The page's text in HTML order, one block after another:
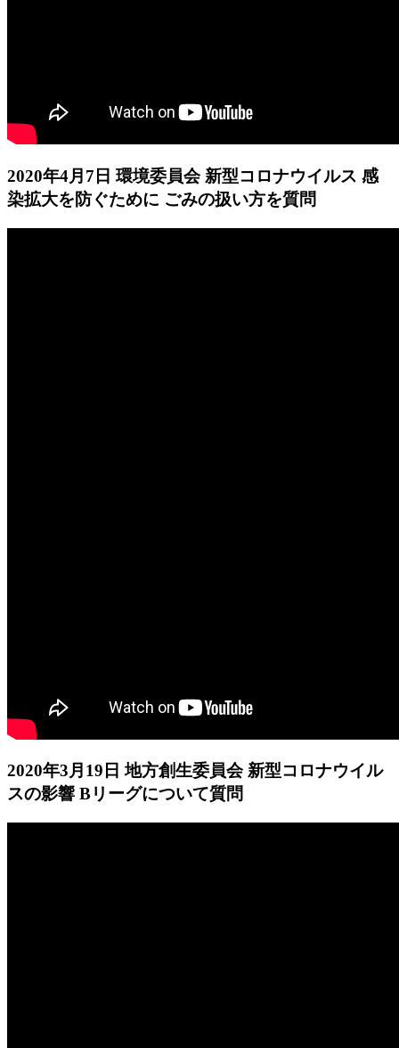
2020年4月7日 環境委員会 新型コロナウイルス 感
染拡大を防ぐために ごみの扱い方を質問
2020年3月19日 地方創生委員会 新型コロナウイル
スの影響 Bリーグについて質問